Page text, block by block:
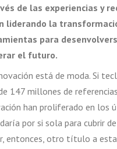
de las experiencias y
liderando la
para
el futuro.
está de moda. Si
147 millones de
han proliferado en los
por si sola para cubrir
entonces, otro título a esta